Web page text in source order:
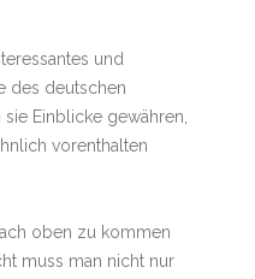
und
des deutschen
Einblicke gewähren,
vorenthalten
oben zu kommen
muss man nicht nur